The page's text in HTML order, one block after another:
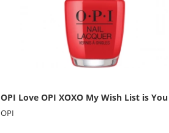
OPI Love OPI XOXO My Wish List is You
OPI